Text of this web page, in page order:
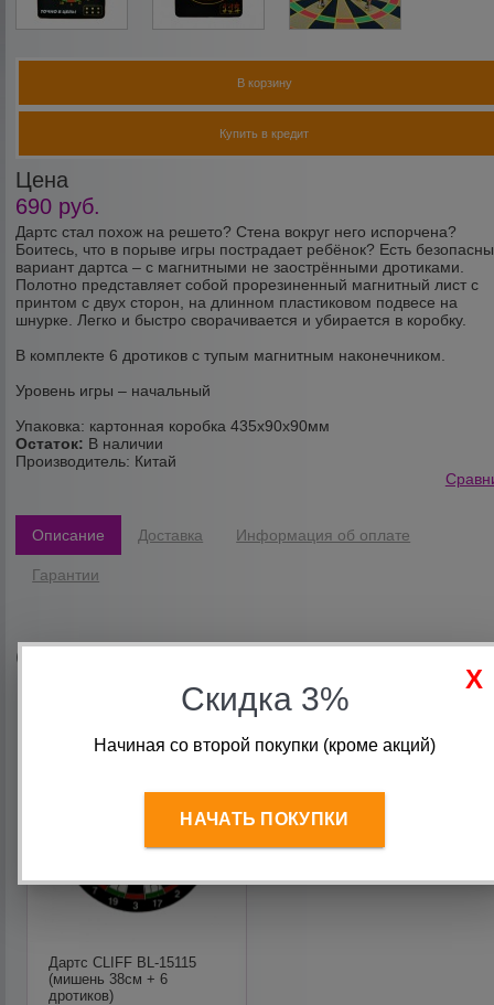
Дартс стал похож на решето? Стена вокруг него испорчена?
Боитесь, что в порыве игры пострадает ребёнок? Есть
вариант дартса – с магнитными не заострёнными дротиками.
Полотно представляет собой прорезиненный магнитный лист с
принтом с двух сторон, на длинном пластиковом подвесе на
шнурке. Легко и быстро сворачивается и убирается в коробку.
В комплекте 6 дротиков с тупым магнитным наконечником.
Уровень игры – начальный
Упаковка: картонная коробка 435х90х90мм
Остаток: В наличии
Производитель: Китай
Цена
690 руб.
В корзину
Купить в кредит
Описание Доставка Информация об оплате
Гарантии
Сопутствующие товары
Дартс CLIFF BL-15115
(мишень 38см + 6
дротиков)
Скидка 3%
Начиная со второй покупки (кроме акций)
НАЧАТЬ ПОКУПКИ